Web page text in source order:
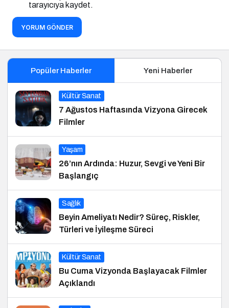
tarayıcıya kaydet.
YORUM GÖNDER
Popüler Haberler Yeni Haberler
Kültür Sanat
7 Ağustos Haftasında Vizyona Girecek
Filmler
Yaşam
26’nın Ardında: Huzur, Sevgi ve Yeni Bir
Başlangıç
Sağlık
Beyin Ameliyatı Nedir? Süreç, Riskler,
Türleri ve İyileşme Süreci
Kültür Sanat
Bu Cuma Vizyonda Başlayacak Filmler
Açıklandı